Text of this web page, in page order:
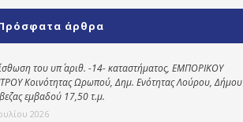
Κοινωνικό
παντοπωλείο
Kοινωνικό
φαρμακείο
Πρόγραμμα
άρθρα
του υπ΄ αριθ. -14- καταστήματος, ΕΜΠΟΡΙΚΟΥ
Κοινότητας Ωρωπού, Δημ. Ενότητας Λούρου, Δήμου
εμβαδού 17,50 τ.μ.
2026